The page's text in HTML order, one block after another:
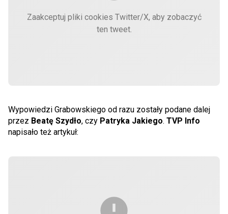
Zaakceptuj pliki cookies Twitter/X, aby zobaczyć
ten tweet.
Wypowiedzi Grabowskiego od razu zostały podane dalej
przez Beatę Szydło, czy Patryka Jakiego. TVP Info
napisało też artykuł: